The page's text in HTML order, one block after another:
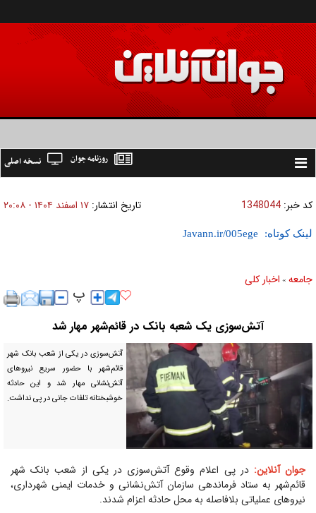
Toggle
نسخه اصلی روزنامه جوان
کد خبر: 1348044 تاریخ انتشار: ۱۷ اسفند ۱۴۰۴ - ۲۰:۰۸
لینک کوتاه:
جامعه » اخبار كلی
آتش‌سوزی یک شعبه بانک در قائم‌شهر مهار شد
آتش‌سوزی در یکی از شعب بانک شهر
قائم‌شهر با حضور سریع نیرو‌های
آتش‌نشانی مهار شد و این حادثه
خوشبختانه تلفات جانی در پی نداشت.
جوان آنلاین: در پی اعلام وقوع آتش‌سوزی در یکی از شعب بانک شهر
قائم‌شهر به ستاد فرماندهی سازمان آتش‌نشانی و خدمات ایمنی شهرداری،
نیرو‌های عملیاتی بلافاصله به محل حادثه اعزام شدند.